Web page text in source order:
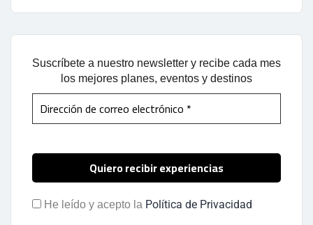
Suscríbete a nuestro newsletter y recibe cada mes
los mejores planes, eventos y destinos
He leído y acepto la Política de Privacidad